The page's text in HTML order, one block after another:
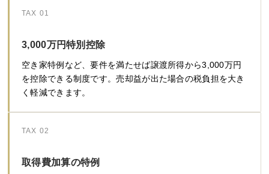
TAX 01
3,000万円特別控除
空き家特例など、要件を満たせば譲渡所得から3,000万円
を控除できる制度です。売却益が出た場合の税負担を大き
く軽減できます。
TAX 02
取得費加算の特例